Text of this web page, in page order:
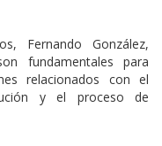
Fernando González,
fundamentales para
relacionados con el
y el proceso de